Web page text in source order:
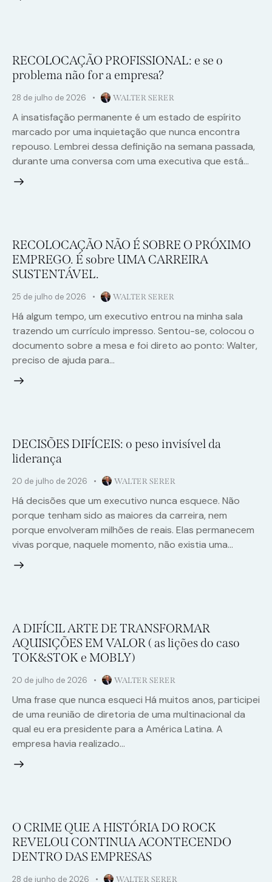
RECOLOCAÇÃO PROFISSIONAL: e se o
problema não for a empresa?
28 de julho de 2026 WALTER SERER
A insatisfação permanente é um estado de espírito
marcado por uma inquietação que nunca encontra
repouso. Lembrei dessa definição na semana passada,
durante uma conversa com uma executiva que está…
RECOLOCAÇÃO NÃO É SOBRE O PRÓXIMO
EMPREGO. É sobre UMA CARREIRA
SUSTENTÁVEL.
25 de julho de 2026 WALTER SERER
Há algum tempo, um executivo entrou na minha sala
trazendo um currículo impresso. Sentou-se, colocou o
documento sobre a mesa e foi direto ao ponto: Walter,
preciso de ajuda para…
DECISÕES DIFÍCEIS: o peso invisível da
liderança
20 de julho de 2026 WALTER SERER
Há decisões que um executivo nunca esquece. Não
porque tenham sido as maiores da carreira, nem
porque envolveram milhões de reais. Elas permanecem
vivas porque, naquele momento, não existia uma…
A DIFÍCIL ARTE DE TRANSFORMAR
AQUISIÇÕES EM VALOR ( as lições do caso
TOK&STOK e MOBLY)
20 de julho de 2026 WALTER SERER
Uma frase que nunca esqueci Há muitos anos, participei
de uma reunião de diretoria de uma multinacional da
qual eu era presidente para a América Latina. A
empresa havia realizado…
O CRIME QUE A HISTÓRIA DO ROCK
REVELOU CONTINUA ACONTECENDO
DENTRO DAS EMPRESAS
28 de junho de 2026 WALTER SERER